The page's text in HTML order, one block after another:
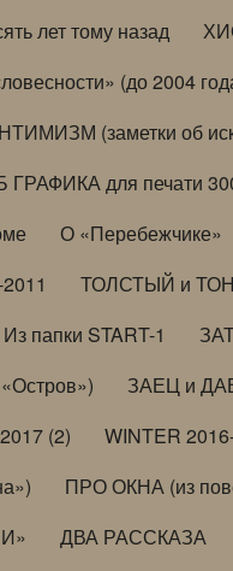
лет тому назад
(до 2004
(заметки об
ГРАФИКА для печати
О «Перебежчике»
ТОЛСТЫЙ и
Из папки START-1
ЗАЕЦ и
(2) WINTER
ПРО ОКНА (из
ДВА РАССКАЗА